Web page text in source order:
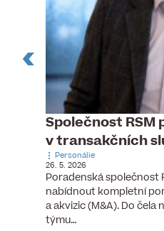
Společnost RSM
v transakčních
Personálie
26. 5. 2026
Poradenská společnost
nabídnout kompletní
a akvizic (M&A). Do
týmu…